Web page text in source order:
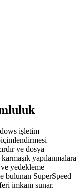
işletim
ve dosya
yapılanmalara
yedekleme
bulunan SuperSpeed
imkanı sunar.